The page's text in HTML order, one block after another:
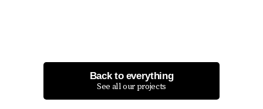
Back to everything
See all our projects